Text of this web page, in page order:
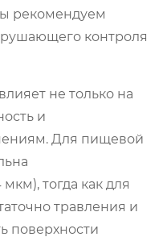
рекомендуем
контроля
не только на
и
Для пищевой
тогда как для
травления и
поверхности